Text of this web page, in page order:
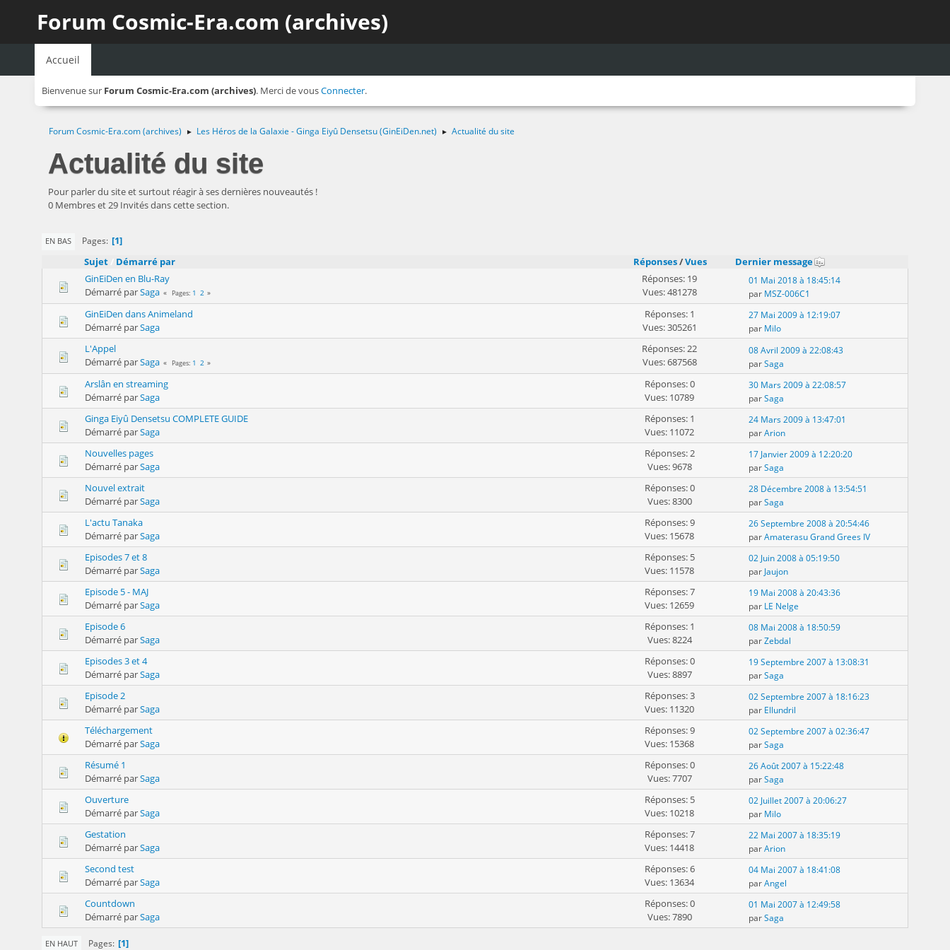
Forum Cosmic-Era.com (archives)
Accueil
Bienvenue sur Forum Cosmic-Era.com (archives). Merci de vousConnecter.
Forum Cosmic-Era.com (archives) ► Les Héros de la Galaxie - Ginga Eiyû Densetsu (GinEiDen.net) ► Actualité du site
Actualité du site
Pour parler du site et surtout réagir à ses dernières nouveautés !
0 Membres et 29 Invités dans cette section.
EN BAS Pages
1
Sujet
Démarré par Réponses/Vues
Dernier message
GinEiDen en Blu-Ray
Démarré parSaga Pages 1 2
Réponses: 19
Vues: 481278
01 Mai 2018 à 18:45:14
par MSZ-006C1
GinEiDen dans Animeland
Démarré parSaga
Réponses: 1
Vues: 305261
27 Mai 2009 à 12:19:07
par Milo
L'Appel
Démarré parSaga Pages 1 2
Réponses: 22
Vues: 687568
08 Avril 2009 à 22:08:43
parSaga
Arslân en streaming
Démarré parSaga
Réponses: 0
Vues: 10789
30 Mars 2009 à 22:08:57
parSaga
Ginga Eiyû Densetsu COMPLETE GUIDE
Démarré parSaga
Réponses: 1
Vues: 11072
24 Mars 2009 à 13:47:01
parArion
Nouvelles pages
Démarré parSaga
Réponses: 2
Vues: 9678
17 Janvier 2009 à 12:20:20
parSaga
Nouvel extrait
Démarré parSaga
Réponses: 0
Vues: 8300
28 Décembre 2008 à 13:54:51
parSaga
L'actu Tanaka
Démarré parSaga
Réponses: 9
Vues: 15678
26 Septembre 2008 à 20:54:46
parAmaterasu Grand Grees IV
Episodes 7 et 8
Démarré parSaga
Réponses: 5
Vues: 11578
02 Juin 2008 à 05:19:50
par Jaujon
Episode 5 - MAJ
Démarré parSaga
Réponses: 7
Vues: 12659
19 Mai 2008 à 20:43:36
par LE Nelge
Episode 6
Démarré parSaga
Réponses: 1
Vues: 8224
08 Mai 2008 à 18:50:59
parZebdal
Episodes 3 et 4
Démarré parSaga
Réponses: 0
Vues: 8897
19 Septembre 2007 à 13:08:31
parSaga
Episode 2
Démarré parSaga
Réponses: 3
Vues: 11320
02 Septembre 2007 à 18:16:23
par Ellundril
Téléchargement
Démarré parSaga
Réponses: 9
Vues: 15368
02 Septembre 2007 à 02:36:47
parSaga
Résumé 1
Démarré parSaga
Réponses: 0
Vues: 7707
26 Août 2007 à 15:22:48
parSaga
Ouverture
Démarré parSaga
Réponses: 5
Vues: 10218
02 Juillet 2007 à 20:06:27
par Milo
Gestation
Démarré parSaga
Réponses: 7
Vues: 14418
22 Mai 2007 à 18:35:19
parArion
Second test
Démarré parSaga
Réponses: 6
Vues: 13634
04 Mai 2007 à 18:41:08
parAngel
Countdown
Démarré parSaga
Réponses: 0
Vues: 7890
01 Mai 2007 à 12:49:58
parSaga
EN HAUT Pages 1